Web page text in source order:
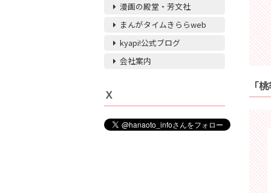
「
漫画の殿堂・芳文社
まんがタイムきららweb
kyapi!公式ブログ
会社案内
Ｘ